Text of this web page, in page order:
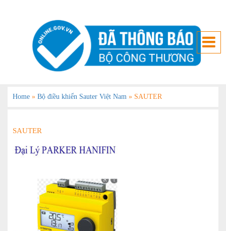
Home » Bộ điều khiển Sauter Việt Nam » SAUTER
SAUTER